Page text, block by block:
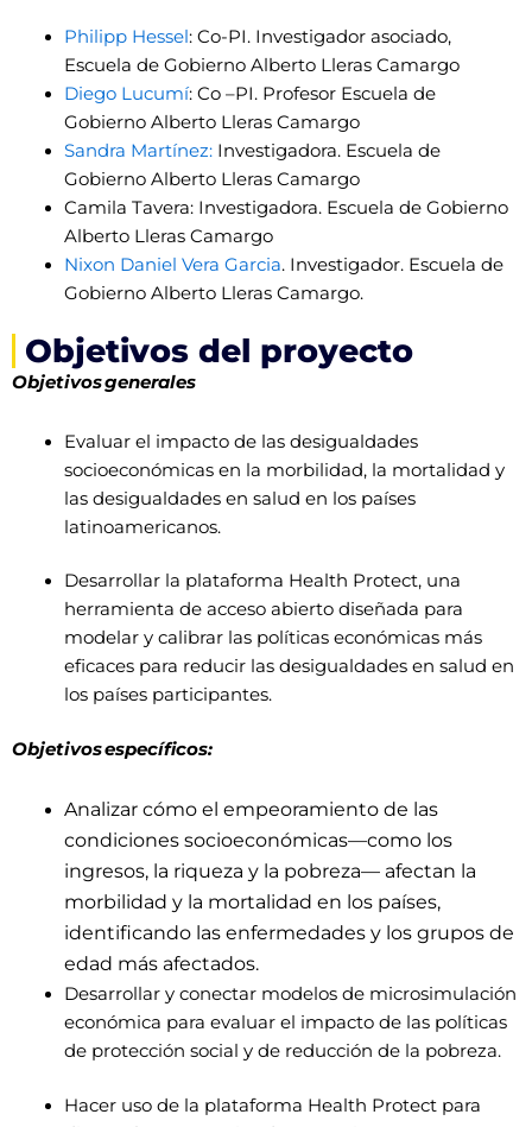
Philipp Hessel: Co-PI. Investigador asociado,
Escuela de Gobierno Alberto Lleras Camargo
Diego Lucumí: Co –PI. Profesor Escuela de
Gobierno Alberto Lleras Camargo
Sandra Martínez:Investigadora. Escuela de
Gobierno Alberto Lleras Camargo
Camila Tavera: Investigadora. Escuela de Gobierno
Alberto Lleras Camargo
Nixon Daniel Vera Garcia. Investigador. Escuela de
Gobierno Alberto Lleras Camargo.
Objetivos del proyecto
Objetivos generales
Evaluar el impacto de las desigualdades
socioeconómicas en la morbilidad, la mortalidad y
las desigualdades en salud en los países
latinoamericanos.
Desarrollar la plataforma Health Protect, una
herramienta de acceso abierto diseñada para
modelar y calibrar las políticas económicas más
eficaces para reducir las desigualdades en salud en
los países participantes.
Objetivos específicos:
Analizar cómo el empeoramiento de las
condiciones socioeconómicas—como los
ingresos, la riqueza y la pobreza— afectan la
morbilidad y la mortalidad en los países,
identificando las enfermedades y los grupos de
edad más afectados.
Desarrollar y conectar modelos de microsimulación
económica para evaluar el impacto de las políticas
de protección social y de reducción de la pobreza.
Hacer uso de la plataforma Health Protect para